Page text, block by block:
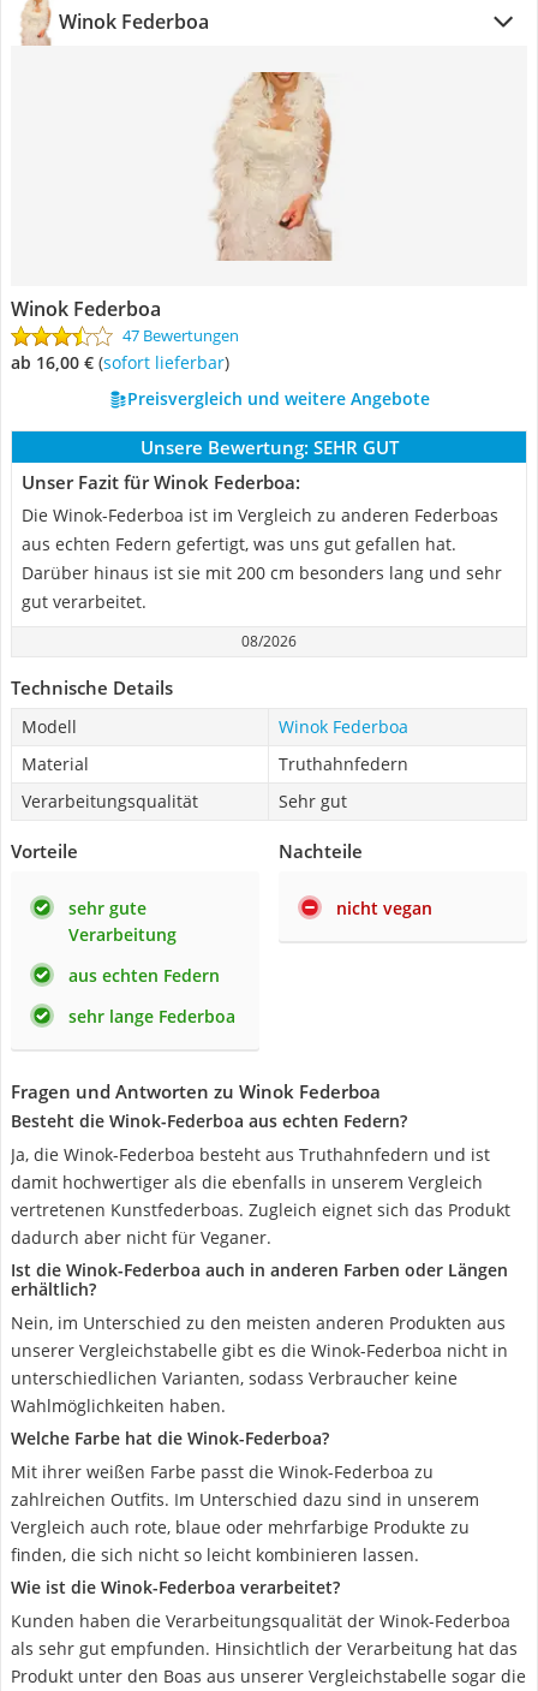
Winok Federboa
Winok Federboa
47 Bewertungen
ab 16,00 € ( Sofort lieferbar)
Preisvergleich und weitere Angebote
Unsere Bewertung: SEHR GUT
Unser Fazit für Winok Federboa:
Die Winok-Federboa ist im Vergleich zu anderen Federboas
aus echten Federn gefertigt, was uns gut gefallen hat.
Darüber hinaus ist sie mit 200 cm besonders lang und sehr
gut verarbeitet.
08/2026
Technische Details
Modell
Winok Federboa
Material
Truthahnfedern
Verarbeitungsqualität
Sehr gut
Vorteile
sehr gute
Verarbeitung
aus echten Federn
sehr lange Federboa
Nachteile
nicht vegan
Fragen und Antworten zu Winok Federboa
Besteht die Winok-Federboa aus echten Federn?
Ja, die Winok-Federboa besteht aus Truthahnfedern und ist
damit hochwertiger als die ebenfalls in unserem Vergleich
vertretenen Kunstfederboas. Zugleich eignet sich das Produkt
dadurch aber nicht für Veganer.
Ist die Winok-Federboa auch in anderen Farben oder Längen
erhältlich?
Nein, im Unterschied zu den meisten anderen Produkten aus
unserer Vergleichstabelle gibt es die Winok-Federboa nicht in
unterschiedlichen Varianten, sodass Verbraucher keine
Wahlmöglichkeiten haben.
Welche Farbe hat die Winok-Federboa?
Mit ihrer weißen Farbe passt die Winok-Federboa zu
zahlreichen Outfits. Im Unterschied dazu sind in unserem
Vergleich auch rote, blaue oder mehrfarbige Produkte zu
finden, die sich nicht so leicht kombinieren lassen.
Wie ist die Winok-Federboa verarbeitet?
Kunden haben die Verarbeitungsqualität der Winok-Federboa
als sehr gut empfunden. Hinsichtlich der Verarbeitung hat das
Produkt unter den Boas aus unserer Vergleichstabelle sogar die